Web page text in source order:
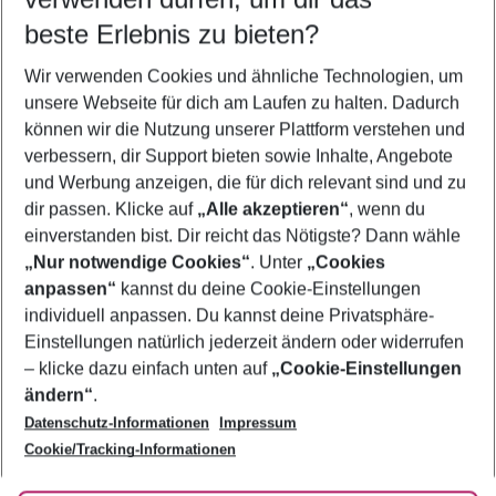
5-8 Nächte
2 Erwachsene Keine Kinder
Mehr Filter anzeigen
Footer
Footer navigation
Über uns
AGB
Bestpreisgarantie
Cookie-Einstellungen ändern
Cookie-Richtlinie
Agenturbetreuung
Barrierefreies Reisen
Folge uns
beste Erlebnis zu bieten?
Wir verwenden Cookies und ähnliche Technologien, um
unsere Webseite für dich am Laufen zu halten. Dadurch
können wir die Nutzung unserer Plattform verstehen und
verbessern, dir Support bieten sowie Inhalte, Angebote
und Werbung anzeigen, die für dich relevant sind und zu
dir passen. Klicke auf „Alle akzeptieren“, wenn du
einverstanden bist. Dir reicht das Nötigste? Dann wähle
„Nur notwendige Cookies“. Unter „Cookies
anpassen“ kannst du deine Cookie-Einstellungen
individuell anpassen. Du kannst deine Privatsphäre-
Einstellungen natürlich jederzeit ändern oder widerrufen
– klicke dazu einfach unten auf „Cookie-Einstellungen
ändern“.
Datenschutz-Informationen
Impressum
Cookie/Tracking-Informationen